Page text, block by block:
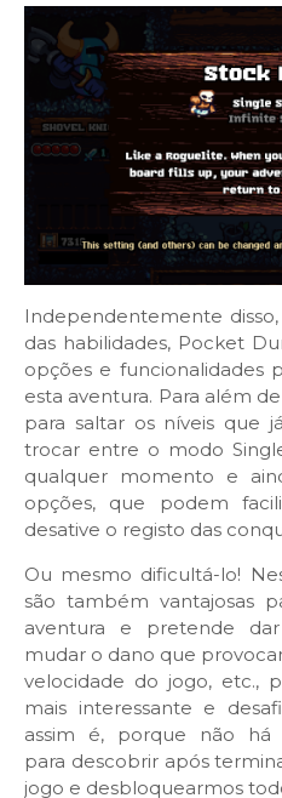
Independentemente
das habilidades, Pocket
opções e funcionalidades
esta aventura. Para além
para saltar os níveis que
trocar entre o modo
qualquer momento e
opções, que podem
desative o registo das
Ou mesmo dificultá-lo!
são também vantajosas
aventura e pretende
mudar o dano que
velocidade do jogo, etc.,
mais interessante e
assim é, porque não há
para descobrir após
jogo e desbloquearmos